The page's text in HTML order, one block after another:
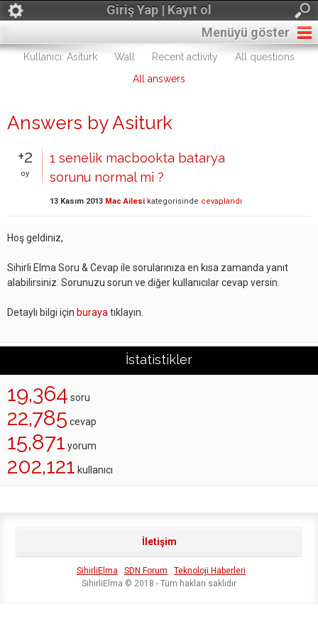
Giriş Yap | Kayıt ol
Menüyü göster
Kullanıcı: Asiturk Wall Recent activity
All questions
All answers
Answers by Asiturk
+2
oy
1 senelik macbookta batarya
sorunu normal mi ?
13 Kasım 2013 Mac Ailesi kategorisinde cevaplandı
Hoş geldiniz,
Sihirli Elma Soru & Cevap ile sorularınıza en kısa zamanda yanıt
alabilirsiniz. Sorunuzu sorun ve diğer kullanıcılar cevap versin.
Detaylı bilgi için buraya tıklayın.
İstatistikler
19,364 soru
22,785 cevap
15,871 yorum
202,121 kullanıcı
İletişim
SihirliElma SDN Forum
Teknoloji Haberleri
SihirliElma © 2018 - Tüm hakları saklıdır